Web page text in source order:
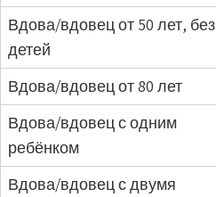
Вдова/вдовец от 50 лет, без
детей
Вдова/вдовец от 80 лет
Вдова/вдовец с одним
ребёнком
Вдова/вдовец с двумя